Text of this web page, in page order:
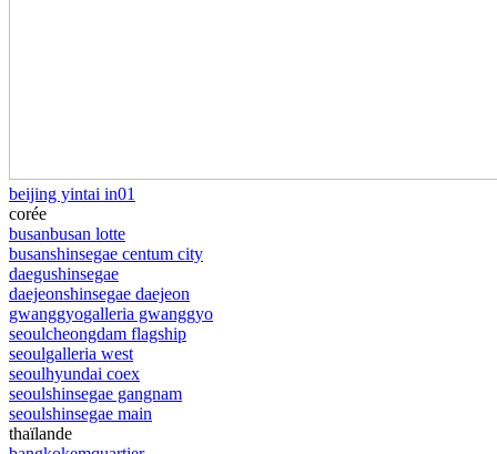
beijing yintai in01
corée
busanbusan lotte
busanshinsegae centum city
daegushinsegae
daejeonshinsegae daejeon
gwanggyogalleria gwanggyo
seoulcheongdam flagship
seoulgalleria west
seoulhyundai coex
seoulshinsegae gangnam
seoulshinsegae main
thaïlande